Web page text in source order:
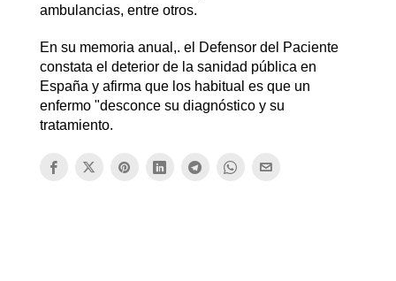
ambulancias, entre otros.
En su memoria anual,. el Defensor del Paciente
constata el deterior de la sanidad pública en
España y afirma que los habitual es que un
enfermo "desconce su diagnóstico y su
tratamiento.